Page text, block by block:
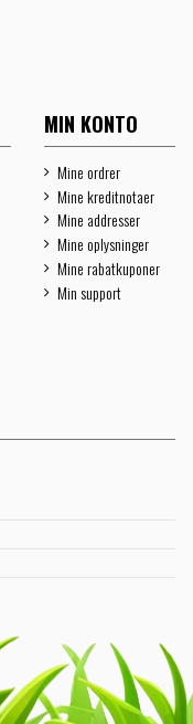
MIN KONTO
Mine ordrer
Mine kreditnotaer
Mine addresser
Mine oplysninger
Mine rabatkuponer
Min support